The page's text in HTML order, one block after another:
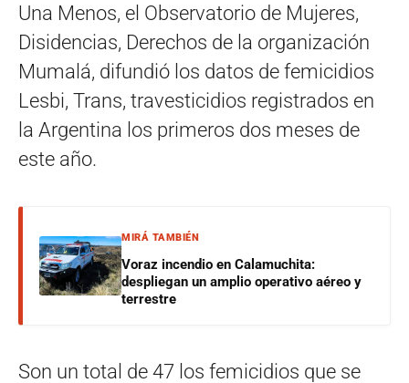
Una Menos, el Observatorio de Mujeres,
Disidencias, Derechos de la organización
Mumalá, difundió los datos de femicidios
Lesbi, Trans, travesticidios registrados en
la Argentina los primeros dos meses de
este año.
MIRÁ TAMBIÉN
Voraz incendio en Calamuchita:
despliegan un amplio operativo aéreo y
terrestre
Son un total de 47 los femicidios que se